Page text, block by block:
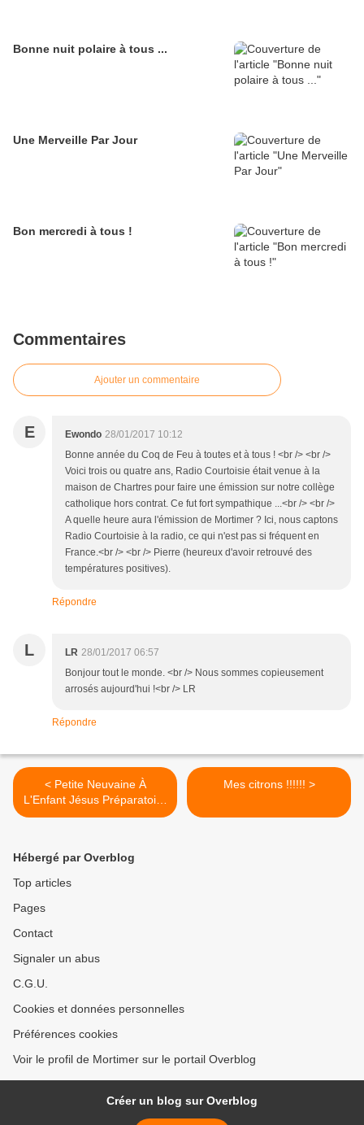
Bonne nuit polaire à tous ...
Une Merveille Par Jour
Bon mercredi à tous !
Commentaires
Ajouter un commentaire
E Ewondo 28/01/2017 10:12
Bonne année du Coq de Feu à toutes et à tous ! <br /> <br />
Voici trois ou quatre ans, Radio Courtoisie était venue à la
maison de Chartres pour faire une émission sur notre collège
catholique hors contrat. Ce fut fort sympathique ...<br /> <br />
A quelle heure aura l'émission de Mortimer ? Ici, nous captons
Radio Courtoisie à la radio, ce qui n'est pas si fréquent en
France.<br /> <br /> Pierre (heureux d'avoir retrouvé des
températures positives).
Répondre
L LR 28/01/2017 06:57
Bonjour tout le monde. <br /> Nous sommes copieusement
arrosés aujourd'hui !<br /> LR
Répondre
< Petite Neuvaine À
L'Enfant Jésus Préparatoire
À La Chandeleur
Mes citrons !!!!!! >
Hébergé par Overblog
Top articles
Pages
Contact
Signaler un abus
C.G.U.
Cookies et données personnelles
Préférences cookies
Voir le profil de Mortimer sur le portail Overblog
Créer un blog sur Overblog